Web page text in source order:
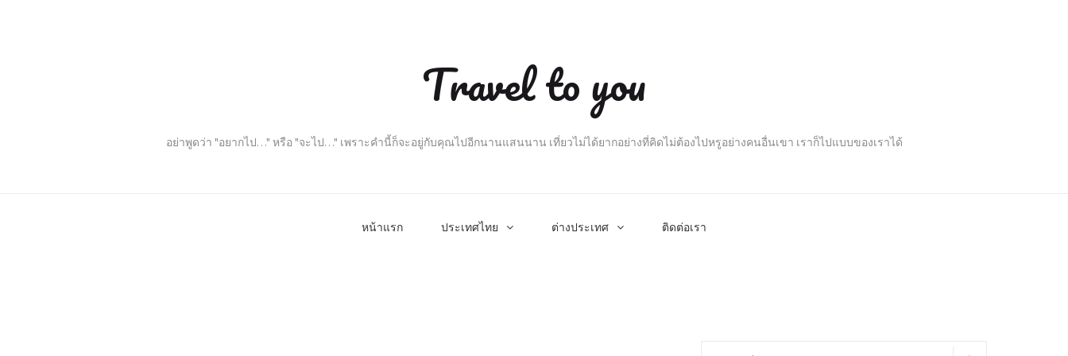
Travel to you
อย่าพูดว่า "อยากไป…" หรือ "จะไป…" เพราะคำนี้ก็จะอยู่กับคุณไปอีกนานแสนนาน เที่ยวไม่ได้ยากอย่างที่คิดไม่ต้องไปหรูอย่างคนอื่นเขา เราก็ไปแบบของเราได้
หน้าแรก ประเทศไทย ต่างประเทศ ติดต่อเรา